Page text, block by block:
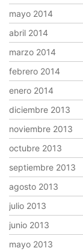
mayo 2014
abril 2014
marzo 2014
febrero 2014
enero 2014
diciembre 2013
noviembre 2013
octubre 2013
septiembre 2013
agosto 2013
julio 2013
junio 2013
mayo 2013